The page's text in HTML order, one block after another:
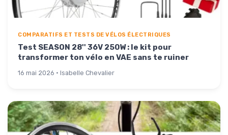
COMPARATIFS ET TESTS DE VÉLOS ÉLECTRIQUES
Test SEASON 28'' 36V 250W : le kit pour
transformer ton vélo en VAE sans te ruiner
16 mai 2026 · Isabelle Chevalier